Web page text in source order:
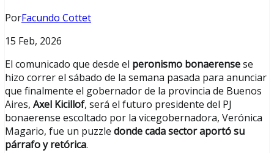
PorFacundo Cottet
15 Feb, 2026
El comunicado que desde el peronismo bonaerensese
hizo correr el sábado de la semana pasada para anunciar
que finalmente el gobernador de la provincia de Buenos
Aires, Axel Kicillof, será el futuro presidente del PJ
bonaerense escoltado por la vicegobernadora, Verónica
Magario, fue un puzzle donde cada sector aportó su
párrafo y retórica.